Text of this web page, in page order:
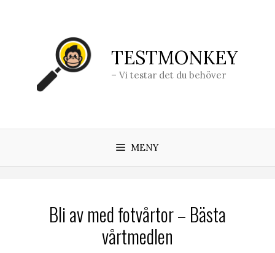
TESTMONKEY
– Vi testar det du behöver
MENY
Bli av med fotvårtor – Bästa
vårtmedlen